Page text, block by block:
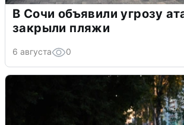
В Сочи объявили угрозу
закрыли пляжи
6 августа 0